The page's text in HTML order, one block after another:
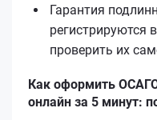
Гарантия
регистрируются
проверить их
Как оформить
онлайн за 5 минут: